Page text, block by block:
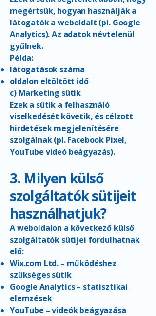
megértsük, hogyan használják a
látogatók a weboldalt (pl. Google
Analytics). Az adatok névtelenül
gyűlnek.
Példa:
látogatások száma
oldalon eltöltött idő
c) Marketing sütik
Ezek a sütik a felhasználó
viselkedését követik, és célzott
hirdetések megjelenítésére
szolgálnak (pl. Facebook Pixel,
YouTube videó beágyazás).
3. Milyen külső
szolgáltatók sütijeit
használhatjuk?
A weboldalon a következő külső
szolgáltatók sütijei fordulhatnak
elő:
Wix.com Ltd. – működéshez
szükséges sütik
Google Analytics – statisztikai
elemzések
YouTube – videók beágyazása